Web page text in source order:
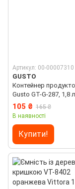
Артикул: 00-00007310
GUSTO
Контейнер
Gusto GT-G-287, 1,8 л
105 ₴ 165 ₴
В наявності
Купити!